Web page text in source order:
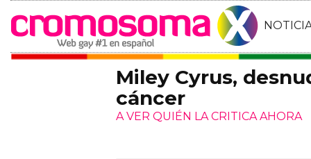
Miley Cyrus,
cáncer
A VER QUIÉN LA CRITICA AHORA